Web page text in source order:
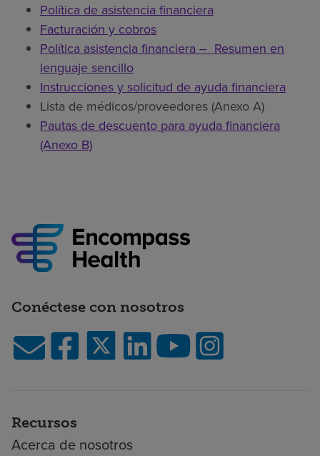
Política de asistencia financiera
Facturación y cobros
Política asistencia financiera – Resumen en
lenguaje sencillo
Instrucciones y solicitud de ayuda financiera
Lista de médicos/proveedores (Anexo A)
Pautas de descuento para ayuda financiera
(Anexo B)
Conéctese con nosotros
Recursos
Acerca de nosotros